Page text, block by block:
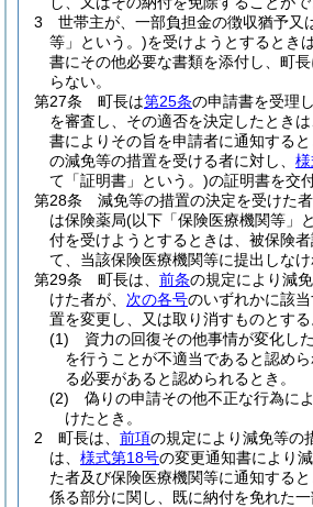
3
世帯主が、一部負担金の徴収猶予又
等」という。)を受けようとするときは
書にその他必要な書類を添付し、町
らない。
第27条
町長は第25条の申請書を受理
を審査し、その適否を決定したときは
書によりその旨を申請者に通知する
の減免等の措置を受ける者に対し、
て「証明書」という。)の証明書を交
第28条
減免等の措置の決定を受けた
は保険薬局(以下「保険医療機関等」
付を受けようとするときは、被保険
て、当該保険医療機関等に提出しなけ
第29条
町長は、 前条の規定により減
けた者が、 次の各号のいずれかに該
置を変更し、又は取り消すものとする
(1)
資力の回復その他事情が変化し
を行うことが不適当であると認め
る必要があると認められるとき。
(2)
偽りの申請その他不正な行為に
けたとき。
2
町長は、 前項の規定により減免等の
は、 様式第18号の変更通知書により
た者及び保険医療機関等に通知する
係る部分に関し、既に納付を免れた